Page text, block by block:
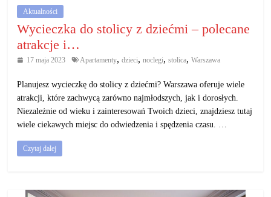
Aktualności
Wycieczka do stolicy z dziećmi – polecane
atrakcje i…
17 maja 2023 Apartamenty, dzieci, noclegi, stolica, Warszawa
Planujesz wycieczkę do stolicy z dziećmi? Warszawa oferuje wiele
atrakcji, które zachwycą zarówno najmłodszych, jak i dorosłych.
Niezależnie od wieku i zainteresowań Twoich dzieci, znajdziesz tutaj
wiele ciekawych miejsc do odwiedzenia i spędzenia czasu. …
Czytaj dalej